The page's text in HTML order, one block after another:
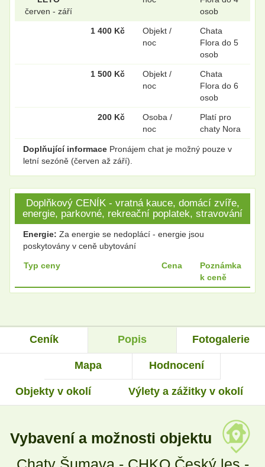
červen - září
osob
1 400 Kč
Objekt /
noc
Chata
Flora do 5
osob
1 500 Kč
Objekt /
noc
Chata
Flora do 6
osob
200 Kč
Osoba /
noc
Platí pro
chaty Nora
Doplňující informace Pronájem chat je možný pouze v
letní sezóně (červen až září).
Doplňkový CENÍK - vratná kauce, domácí zvíře,
energie, parkovné, rekreační poplatek, stravování
Energie: Za energie se nedoplácí - energie jsou
poskytovány v ceně ubytování
Typ ceny Cena
Poznámka
k ceně
Ceník Popis Fotogalerie
Mapa Hodnocení
Objekty v okolí Výlety a zážitky v okolí
Vybavení a možnosti objektu